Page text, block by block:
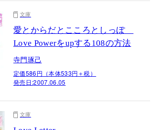
文庫
愛とからだとこころとしっぽ
Love Powerをupする108の方法
寺門琢己
定価586円（本体533円＋税）
発売日:2007.06.05
文庫